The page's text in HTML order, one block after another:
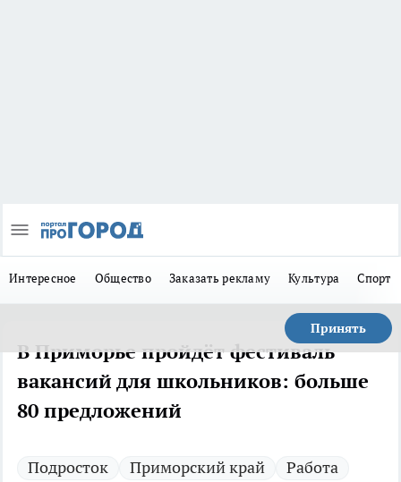
Интересное Общество Заказать рекламу Культура Спорт
Принять
В Приморье пройдёт фестиваль
вакансий для школьников: больше
80 предложений
Подросток Приморский край
Работа